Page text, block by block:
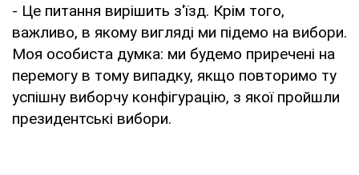
- Це питання вирішить з'їзд. Крім того,
важливо, в якому вигляді ми підемо на вибори.
Моя особиста думка: ми будемо приречені на
перемогу в тому випадку, якщо повторимо ту
успішну виборчу конфігурацію, з якої пройшли
президентські вибори.